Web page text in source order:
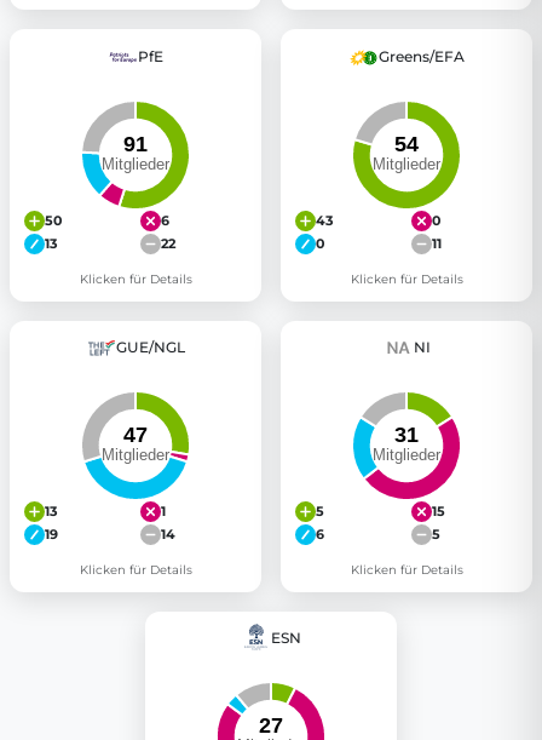
PfE
50
6
13
22
Klicken für Details
Greens/EFA
43
0
0
11
Klicken für Details
GUE/NGL
13
1
19
14
Klicken für Details
NI
5
15
6
5
Klicken für Details
ESN